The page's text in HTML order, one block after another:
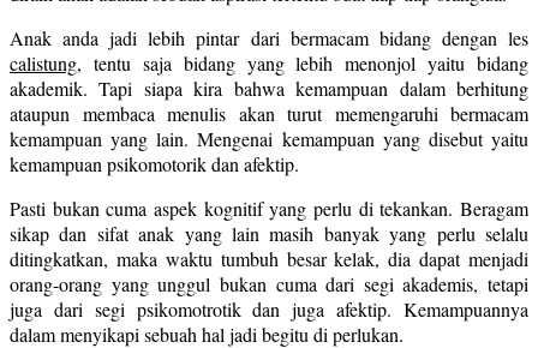
Anak anda jadi lebih pintar dari bermacam bidang dengan les
calistung, tentu saja bidang yang lebih menonjol yaitu bidang
akademik. Tapi siapa kira bahwa kemampuan dalam berhitung
ataupun membaca menulis akan turut memengaruhi bermacam
kemampuan yang lain. Mengenai kemampuan yang disebut yaitu
kemampuan psikomotorik dan afektip.
Pasti bukan cuma aspek kognitif yang perlu di tekankan. Beragam
sikap dan sifat anak yang lain masih banyak yang perlu selalu
ditingkatkan, maka waktu tumbuh besar kelak, dia dapat menjadi
orang-orang yang unggul bukan cuma dari segi akademis, tetapi
juga dari segi psikomotrotik dan juga afektip. Kemampuannya
dalam menyikapi sebuah hal jadi begitu di perlukan.